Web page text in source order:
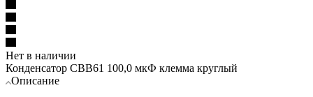
Нет в наличии
Конденсатор СВВ61 100,0 мкФ клемма круглый
Описание